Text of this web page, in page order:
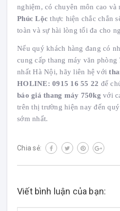
nghiệm, có chuyên môn cao và
Phúc Lộc thực hiện chắc chắn
toàn và sự hài lòng tối đa cho
Nếu quý khách hàng đang có
cung cấp thang máy văn phòng
nhất Hà Nội, hãy liên hệ với
HOLINE: 0915 16 55 22 để
báo giá thang máy 750kg với
trên thị trường hiện nay đến
sớm nhất.
Chia sẻ:
Viết bình luận của bạn: